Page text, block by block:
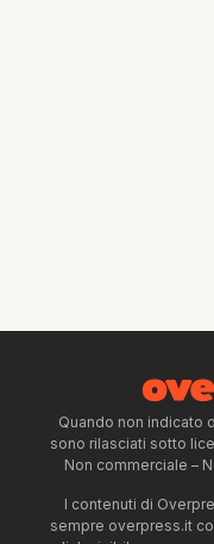
Quando non indicato
sono rilasciati sotto
Non commerciale –
I contenuti di
sempre overpress.it